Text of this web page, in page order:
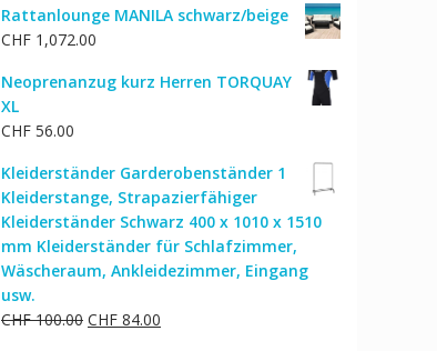
Rattanlounge MANILA schwarz/beige
CHF 1,072.00
Neoprenanzug kurz Herren TORQUAY
XL
CHF 56.00
Kleiderständer Garderobenständer 1
Kleiderstange, Strapazierfähiger
Kleiderständer Schwarz 400 x 1010 x 1510
mm Kleiderständer für Schlafzimmer,
Wäscheraum, Ankleidezimmer, Eingang
usw.
CHF100.00 Ursprünglicher
CHF 84.00